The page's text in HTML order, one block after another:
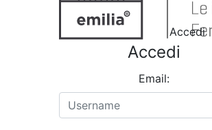
Accedi
Accedi
Email: